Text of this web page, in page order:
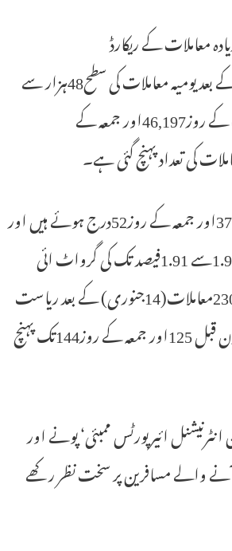
کے ریکارڈ
46,723(12جنوری) کے بعد یومیہ معاملات کی سطح48ہزار سے
بڑھ گئی ہے‘ جمعرات کے روز46,197اور جمعہ کے
اموات ایک دن قبل 37اور جمعہ کے روز52درج ہوئے ہیں اور
اموات کی شرح میں 1.92سے 1.91فیصد تک کی گرواٹ ائی
ہے۔اومیکران کے 230معاملات(14جنوری) کے بعد ریاست
میں وباء کی قسم ایک دن قبل 125اور جمعہ کے روز144تک پہنچ
ائیرپورٹس ممبئی‘ پونے اور
آنے والے مسافرین پر سخت نظر رکھے